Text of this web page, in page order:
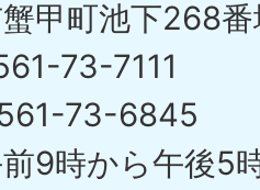
甲町池下268
73-7111
73-6845
9時から午後5